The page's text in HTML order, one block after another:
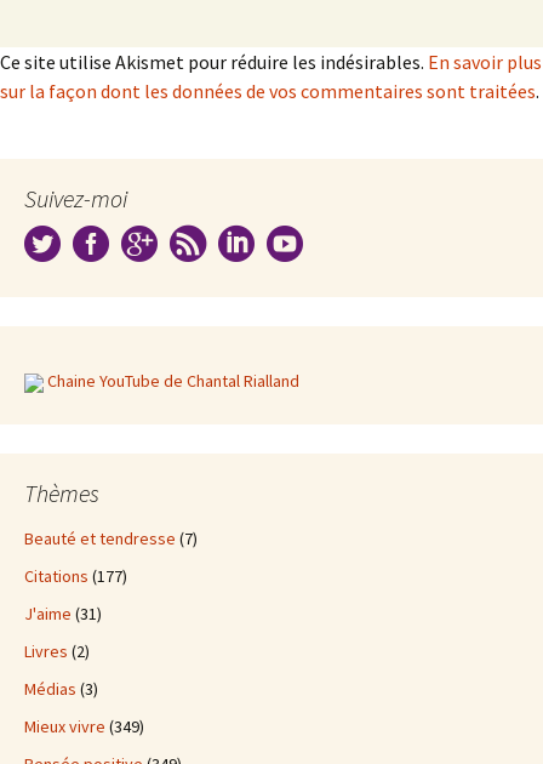
Ce site utilise Akismet pour réduire les indésirables. En savoir plus
sur la façon dont les données de vos commentaires sont traitées.
Suivez-moi
Chaine YouTube de Chantal Rialland
Thèmes
Beauté et tendresse (7)
Citations (177)
J'aime (31)
Livres (2)
Médias (3)
Mieux vivre (349)